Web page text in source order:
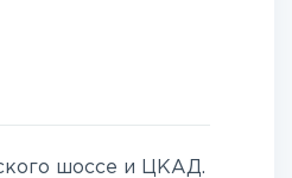
шоссе и ЦКАД.